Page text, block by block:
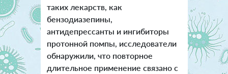
таких лекарств, как
бензодиазепины,
антидепрессанты и ингибиторы
протонной помпы, исследователи
обнаружили, что повторное
длительное применение связано с